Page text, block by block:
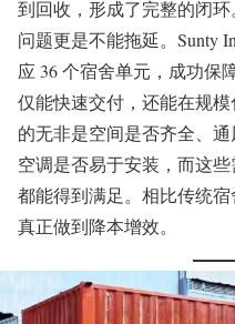
到回收，形成了完整的闭
问题更是不能拖延。Sunty
应 36 个宿舍单元，成功保
仅能快速交付，还能在规
的无非是空间是否齐全、
空调是否易于安装，而这些
都能得到满足。相比传统
真正做到降本增效。